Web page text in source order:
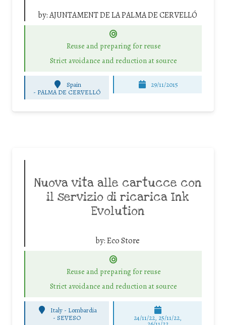
by:AJUNTAMENT DE LA PALMA DE CERVELLÓ
Reuse and preparing for reuse
Strict avoidance and reduction at source
Spain
- PALMA DE CERVELLÓ
29/11/2015
Nuova vita alle cartucce con
il servizio di ricarica Ink
Evolution
by:Eco Store
Reuse and preparing for reuse
Strict avoidance and reduction at source
Italy - Lombardia
-SEVESO 24/11/22, 25/11/22,